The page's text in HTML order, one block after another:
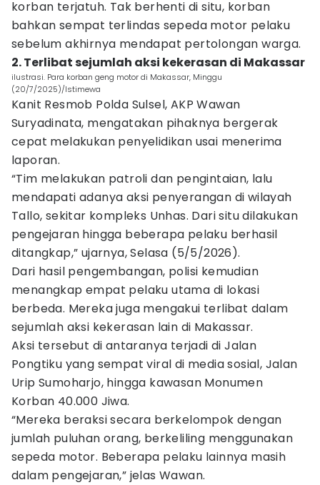
korban terjatuh. Tak berhenti di situ, korban
bahkan sempat terlindas sepeda motor pelaku
sebelum akhirnya mendapat pertolongan warga.
2. Terlibat sejumlah aksi kekerasan di Makassar
ilustrasi. Para korban geng motor di Makassar, Minggu
(20/7/2025)/Istimewa
Kanit Resmob Polda Sulsel, AKP Wawan
Suryadinata, mengatakan pihaknya bergerak
cepat melakukan penyelidikan usai menerima
laporan.
“Tim melakukan patroli dan pengintaian, lalu
mendapati adanya aksi penyerangan di wilayah
Tallo, sekitar kompleks Unhas. Dari situ dilakukan
pengejaran hingga beberapa pelaku berhasil
ditangkap,” ujarnya, Selasa (5/5/2026).
Dari hasil pengembangan, polisi kemudian
menangkap empat pelaku utama di lokasi
berbeda. Mereka juga mengakui terlibat dalam
sejumlah aksi kekerasan lain di Makassar.
Aksi tersebut di antaranya terjadi di Jalan
Pongtiku yang sempat viral di media sosial, Jalan
Urip Sumoharjo, hingga kawasan Monumen
Korban 40.000 Jiwa.
“Mereka beraksi secara berkelompok dengan
jumlah puluhan orang, berkeliling menggunakan
sepeda motor. Beberapa pelaku lainnya masih
dalam pengejaran,” jelas Wawan.